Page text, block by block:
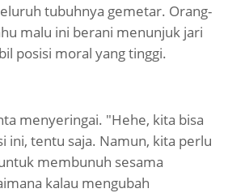
tubuhnya gemetar. Orang-
malu ini berani menunjuk jari
posisi moral yang tinggi.
menyeringai. "Hehe, kita bisa
ini, tentu saja. Namun, kita perlu
membunuh sesama
kalau mengubah